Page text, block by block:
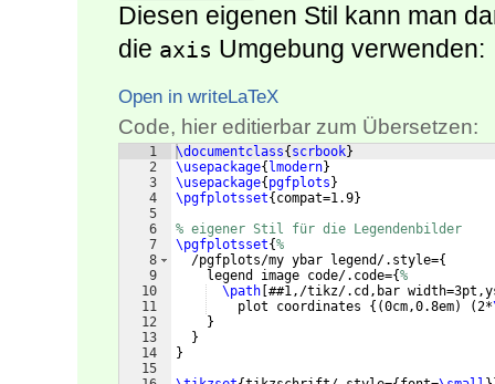
Diesen eigenen Stil kann man
die axis Umgebung verwenden:
Open in writeLaTeX
Code, hier editierbar zum Übersetzen:
1
2
3
4
5
6
7
8
9
10
11
12
13
14
15
\documentclass{ scrbook}
\usepackage{ lmodern}
\usepackage{ pgfplots }
\pgfplotsset{ compat=1.9}
% eigener Stil für die Legendenbilder
\pgfplotsset{%
  /pgfplots/my ybar legend/.style=
{
    legend image code/.code=
{%
\path ##1,/tikz/.cd,bar
    plot coordinates
{(0cm,0.8em) (2*
}
}
}